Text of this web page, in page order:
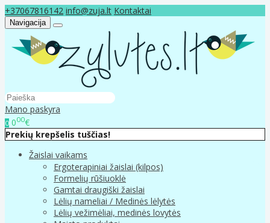
+37067816142 info@zuja.lt Kontaktai
Navigacija
Mano paskyra
0 000€
Prekių krepšelis tuščias!
Žaislai vaikams
Ergoterapiniai žaislai (kilpos)
Formelių rūšiuoklė
Gamtai draugiški žaislai
Lėlių nameliai / Medinės lėlytės
Lėlių vežimėliai, medinės lovytės